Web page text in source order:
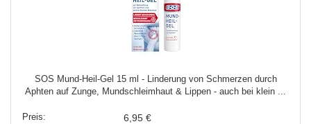
SOS Mund-Heil-Gel 15 ml - Linderung von Schmerzen durch
Aphten auf Zunge, Mundschleimhaut & Lippen - auch bei klein ...
6,95 €